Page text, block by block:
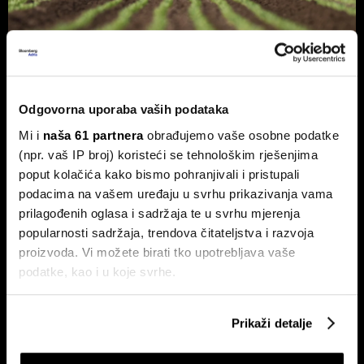
Odgovorna uporaba vaših podataka
Mi i naša 61 partneraobrađujemo vaše osobne podatke
(npr. vaš IP broj) koristeći se tehnološkim rješenjima
poput kolačića kako bismo pohranjivali i pristupali
podacima na vašem uređaju u svrhu prikazivanja vama
prilagođenih oglasa i sadržaja te u svrhu mjerenja
popularnosti sadržaja, trendova čitateljstva i razvoja
proizvoda. Vi možete birati tko upotrebljava vaše
podatke, kao i u koje svrhe.
Prikupljati podatke o vašoj geografskoj lokaciji,
koji mogu biti precizni do radijusa od nekoliko metara
Prikaži detalje
problem
Nakon desetljeća snažnog rasta, daljnji razvoj sve više ovisi
o tržištu, a sve manje o novim hektarima.
Hrvatska je kronični uvoznik
energije, ljeti uvoz struje doseže